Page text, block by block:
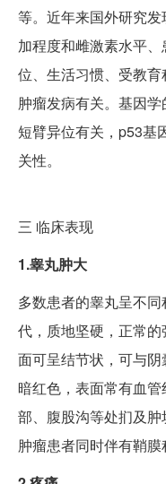
等。近年来国外研究
加程度和雌激素水平
位、生活习惯、受教
肿瘤发病有关。基因
短臂异位有关，p53基
关性。
三 临床表现
1.睾丸肿大
多数患者的睾丸呈不
代，质地坚硬，正常
面可呈结节状，可与
暗红色，表面常有血
部、腹股沟等处扪及
肿瘤患者同时伴有鞘膜